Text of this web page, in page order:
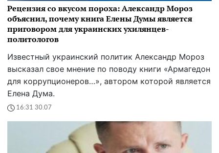
Рецензия со вкусом пороха: Александр Мороз
объяснил, почему книга Елены Думы является
приговором для украинских ухилянцев-
политологов
Известный украинский политик Александр Мороз
высказал свое мнение по поводу книги «Армагедон
для коррупционеров…», автором которой является
Елена Дума.
16:31 30.07